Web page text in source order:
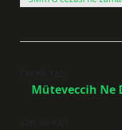
Önceki Yazı
Müteveccih Ne
Sonraki Yazı